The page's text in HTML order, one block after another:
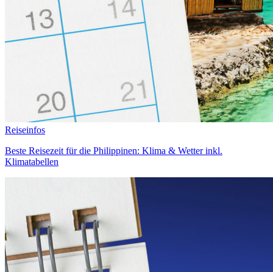
Reiseinfos
Beste Reisezeit für die Philippinen: Klima & Wetter inkl.
Klimatabellen